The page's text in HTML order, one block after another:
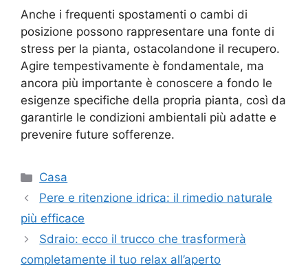
Anche i frequenti spostamenti o cambi di
posizione possono rappresentare una fonte di
stress per la pianta, ostacolandone il recupero.
Agire tempestivamente è fondamentale, ma
ancora più importante è conoscere a fondo le
esigenze specifiche della propria pianta, così da
garantirle le condizioni ambientali più adatte e
prevenire future sofferenze.
Categorie
Casa
Pere e ritenzione idrica: il rimedio naturale
più efficace
Sdraio: ecco il trucco che trasformerà
completamente il tuo relax all’aperto